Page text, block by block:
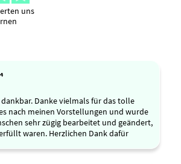
uns
Danke vielmals für das tolle
nach meinen Vorstellungen und wurde
sehr zügig bearbeitet und geändert,
waren. Herzlichen Dank dafür